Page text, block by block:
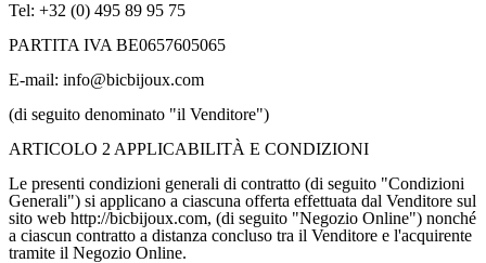
Tel: +32 (0) 495 89 95 75
PARTITA IVA BE0657605065
E-mail: info@bicbijoux.com
(di seguito denominato "il Venditore")
ARTICOLO 2 APPLICABILITÀ E CONDIZIONI
Le presenti condizioni generali di contratto (di seguito "Condizioni
Generali") si applicano a ciascuna offerta effettuata dal Venditore sul
sito web http://bicbijoux.com, (di seguito "Negozio Online") nonché
a ciascun contratto a distanza concluso tra il Venditore e l'acquirente
tramite il Negozio Online.